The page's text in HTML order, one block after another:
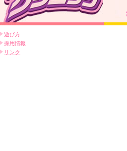
遊び方
採用情報
リンク